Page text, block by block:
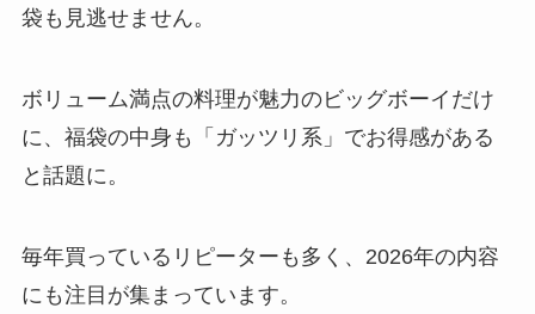
袋も見逃せません。
ボリューム満点の料理が魅力のビッグボーイだけ
に、福袋の中身も「ガッツリ系」でお得感がある
と話題に。
毎年買っているリピーターも多く、2026年の内容
にも注目が集まっています。